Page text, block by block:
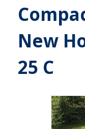
New
25 C